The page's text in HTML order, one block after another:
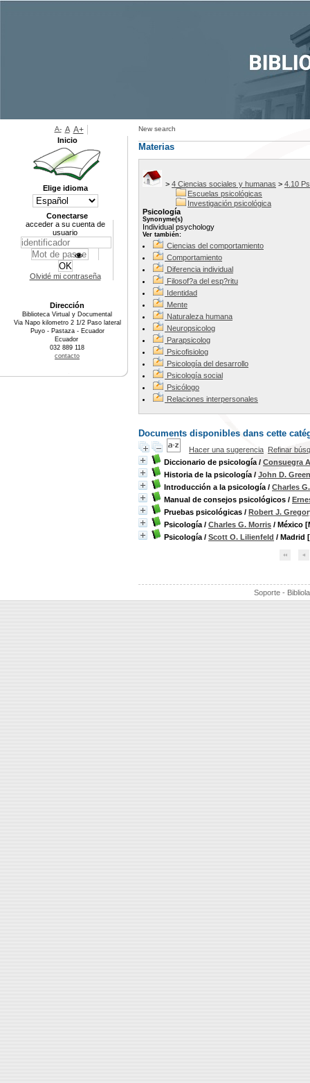
New search
Materias
> 4 Ciencias sociales y humanas > 4.10
Escuelas psicológicas
Investigación psicológica
Psicología
Synonyme(s)
Individual psychology
Ver también:
Ciencias del comportamiento
Comportamiento
Diferencia individual
Filosof?a del esp?ritu
Identidad
Mente
Naturaleza humana
Neuropsicolog
Parapsicolog
Psicofisiolog
Psicología del desarrollo
Psicología social
Psicólogo
Relaciones interpersonales
Documents disponibles dans cette
Hacer una sugerencia Refinar
Diccionario de psicología / Consuegra
Historia de la psicología / John D.
Introducción a la psicología / Charles
Manual de consejos psicológicos /
Pruebas psicológicas / Robert J.
Psicología / Charles G. Morris / México
Psicología / Scott O. Lilienfeld / Madrid
Soporte -
A- A A+
Inicio
Elige idioma
Conectarse
acceder a su cuenta de
usuario
Olvidé mi contraseña
Dirección
Biblioteca Virtual y Documental
Via Napo kilometro 2 1/2 Paso lateral
Puyo - Pastaza - Ecuador
Ecuador
032 889 118
contacto